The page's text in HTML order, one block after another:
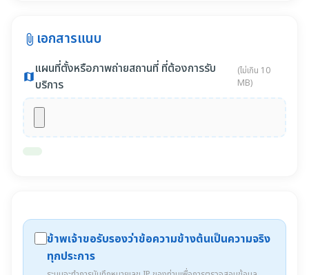
attach_file เอกสารแนบ
mapแผนที่ตั้งหรือภาพถ่ายสถานที่ ที่ต้องการรับ
บริการ
(ไม่เกิน 10
MB)
ข้าพเจ้าขอรับรองว่าข้อความข้างต้นเป็นความจริง
ทุกประการ